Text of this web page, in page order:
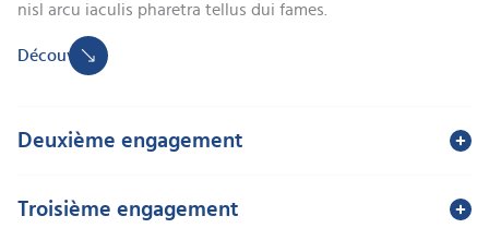
nisl arcu iaculis pharetra tellus dui fames.
Découvrir
Deuxième engagement
nisl arcu iaculis pharetra tellus dui fames.
Troisième engagement